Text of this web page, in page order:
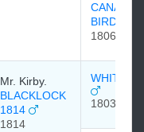
CANARY
BIRD
1806
Mr. Kirby.
BLACKLOCK
1814
1814
1803